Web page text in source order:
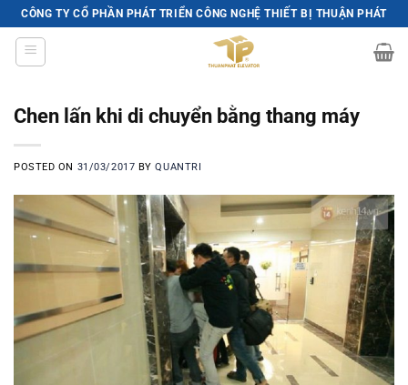
Skip
to
content
CÔNG TY CỔ PHẦN PHÁT TRIỂN CÔNG NGHỆ THIẾT BỊ THUẬN PHÁT
Chen lấn khi di chuyển bằng thang máy
POSTED ON 31/03/2017 BYQUANTRI